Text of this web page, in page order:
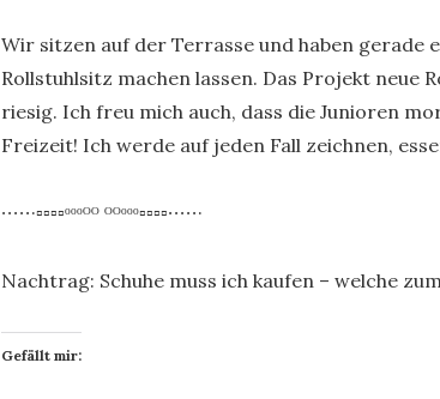
Wir sitzen auf der Terrasse und haben gerade
Rollstuhlsitz machen lassen. Das Projekt neue
riesig. Ich freu mich auch, dass die Junioren
Freizeit! Ich werde auf jeden Fall zeichnen,
∙∙∙∙∙·▫▫▫▫ᵒᵒᵒᴼᴼ ᴼᴼᵒᵒᵒ▫▫▫▫∙∙∙∙∙·
Nachtrag: Schuhe muss ich kaufen – welche
Gefällt mir: